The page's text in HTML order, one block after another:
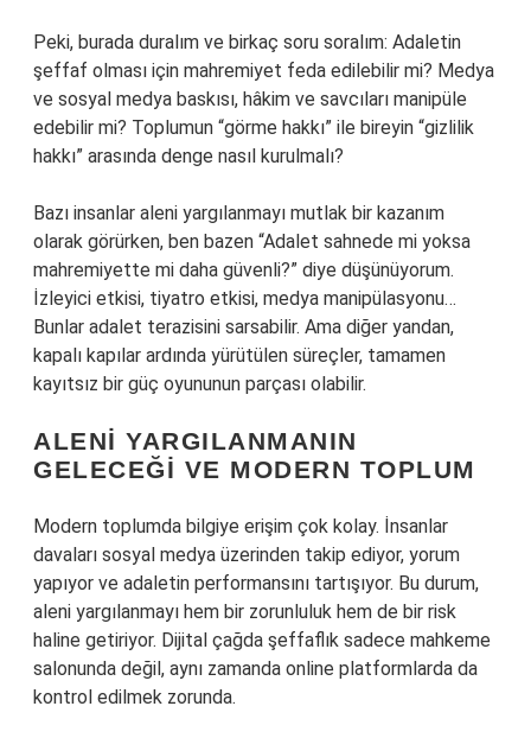
Peki, burada duralım ve birkaç soru soralım: Adaletin
şeffaf olması için mahremiyet feda edilebilir mi? Medya
ve sosyal medya baskısı, hâkim ve savcıları manipüle
edebilir mi? Toplumun “görme hakkı” ile bireyin “gizlilik
hakkı” arasında denge nasıl kurulmalı?
Bazı insanlar aleni yargılanmayı mutlak bir kazanım
olarak görürken, ben bazen “Adalet sahnede mi yoksa
mahremiyette mi daha güvenli?” diye düşünüyorum.
İzleyici etkisi, tiyatro etkisi, medya manipülasyonu…
Bunlar adalet terazisini sarsabilir. Ama diğer yandan,
kapalı kapılar ardında yürütülen süreçler, tamamen
kayıtsız bir güç oyununun parçası olabilir.
ALENI YARGILANMANIN
GELECEĞI VE MODERN TOPLUM
Modern toplumda bilgiye erişim çok kolay. İnsanlar
davaları sosyal medya üzerinden takip ediyor, yorum
yapıyor ve adaletin performansını tartışıyor. Bu durum,
aleni yargılanmayı hem bir zorunluluk hem de bir risk
haline getiriyor. Dijital çağda şeffaflık sadece mahkeme
salonunda değil, aynı zamanda online platformlarda da
kontrol edilmek zorunda.